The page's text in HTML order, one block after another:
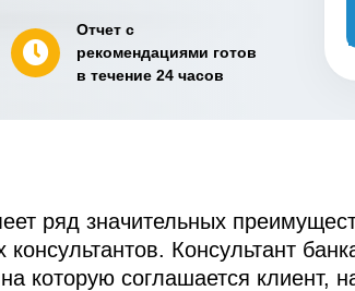
Отчет с
рекомендациями готов
в течение 24 часов
ряд значительных
Консультант
которую соглашается клиент,